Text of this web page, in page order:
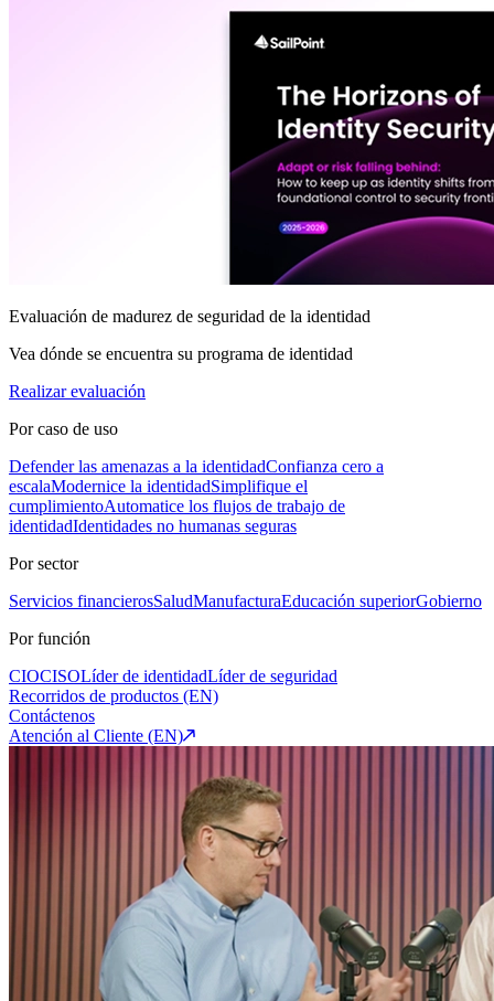
Evaluación de madurez de seguridad de la identidad
Vea dónde se encuentra su programa de identidad
Realizar evaluación
Por caso de uso
Defender las amenazas a la identidadConfianza cero a
escalaModernice la identidadSimplifique el
cumplimientoAutomatice los flujos de trabajo de
identidadIdentidades no humanas seguras
Por sector
Servicios financierosSaludManufacturaEducación superiorGobierno
Por función
CIOCISOLíder de identidadLíder de seguridad
Recorridos de productos (EN)
Contáctenos
Atención al Cliente (EN)